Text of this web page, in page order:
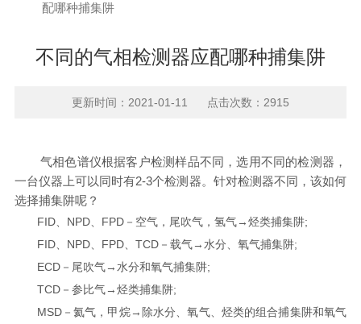
配哪种捕集阱
不同的气相检测器应配哪种捕集阱
更新时间：2021-01-11 点击次数：2915
气相色谱仪根据客户检测样品不同，选用不同的检测器，
一台仪器上可以同时有2-3个检测器。针对检测器不同，该如何
选择捕集阱呢？
FID、NPD、FPD－空气，尾吹气，氢气→烃类捕集阱;
FID、NPD、FPD、TCD－载气→水分、氧气捕集阱;
ECD－尾吹气→水分和氧气捕集阱;
TCD－参比气→烃类捕集阱;
MSD－氦气，甲烷→除水分、氧气、烃类的组合捕集阱和氧气